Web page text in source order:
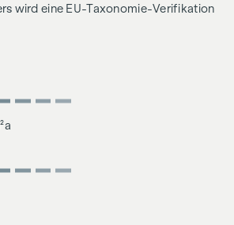
wird eine EU-Taxonomie-Verifikation